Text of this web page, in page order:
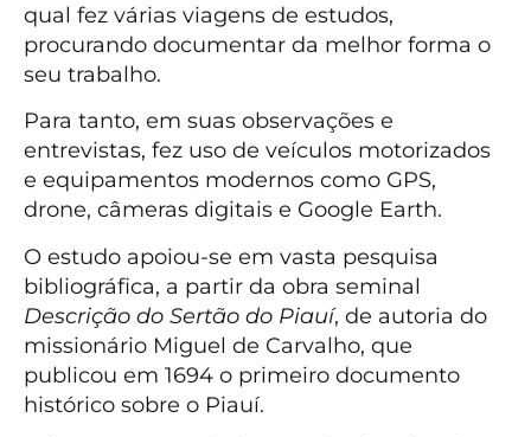
qual fez várias viagens de estudos,
procurando documentar da melhor forma o
seu trabalho.
Para tanto, em suas observações e
entrevistas, fez uso de veículos motorizados
e equipamentos modernos como GPS,
drone, câmeras digitais e Google Earth.
O estudo apoiou-se em vasta pesquisa
bibliográfica, a partir da obra seminal
Descrição do Sertão do Piauí, de autoria do
missionário Miguel de Carvalho, que
publicou em 1694 o primeiro documento
histórico sobre o Piauí.